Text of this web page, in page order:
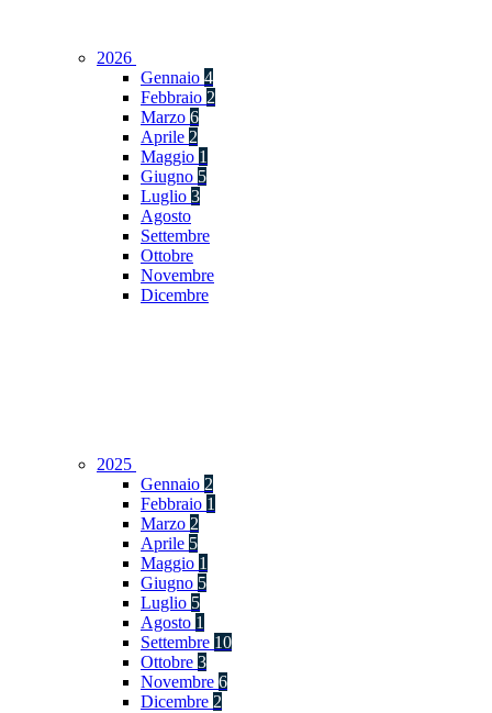
2026
Gennaio 4
Febbraio 2
Marzo 6
Aprile 2
Maggio 1
Giugno 5
Luglio 3
Agosto
Settembre
Ottobre
Novembre
Dicembre
2025
Gennaio 2
Febbraio 1
Marzo 2
Aprile 5
Maggio 1
Giugno 5
Luglio 5
Agosto 1
Settembre 10
Ottobre 3
Novembre 6
Dicembre 2